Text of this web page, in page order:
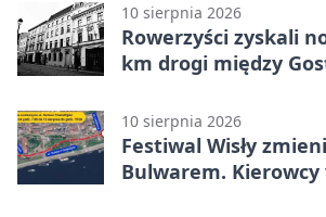
10 sierpnia 2026
Rowerzyści zyskali
km drogi między
10 sierpnia 2026
Festiwal Wisły
Bulwarem. Kierowcy